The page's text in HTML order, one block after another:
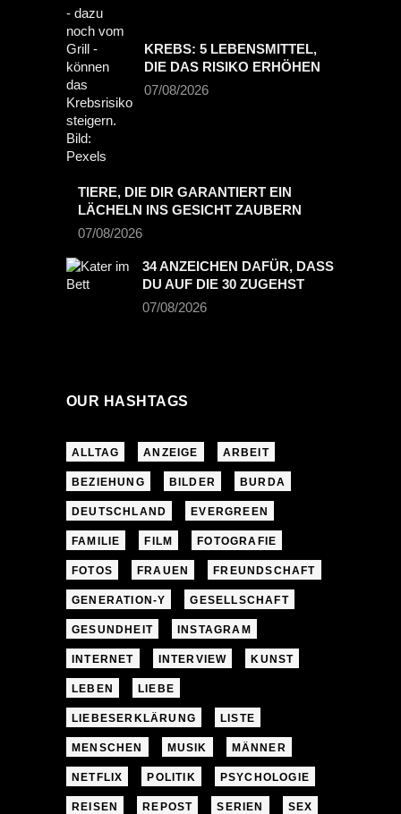
KREBS: 5 LEBENSMITTEL,
DIE DAS RISIKO ERHÖHEN
07/08/2026
TIERE, DIE DIR GARANTIERT EIN
LÄCHELN INS GESICHT ZAUBERN
07/08/2026
34 ANZEICHEN DAFÜR, DASS
DU AUF DIE 30 ZUGEHST
07/08/2026
OUR HASHTAGS
ALLTAG ANZEIGE ARBEIT
BEZIEHUNG BILDER BURDA
DEUTSCHLAND EVERGREEN
FAMILIE FILM FOTOGRAFIE
FOTOS FRAUEN FREUNDSCHAFT
GENERATION-Y GESELLSCHAFT
GESUNDHEIT INSTAGRAM
INTERNET INTERVIEW KUNST
LEBEN LIEBE
LIEBESERKLÄRUNG LISTE
MENSCHEN MUSIK MÄNNER
NETFLIX POLITIK PSYCHOLOGIE
REISEN REPOST SERIEN SEX